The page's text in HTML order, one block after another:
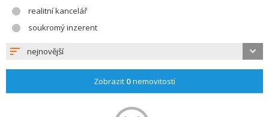
realitní kancelář
soukromý inzerent
nejnovější
Zobrazit 0nemovitostí